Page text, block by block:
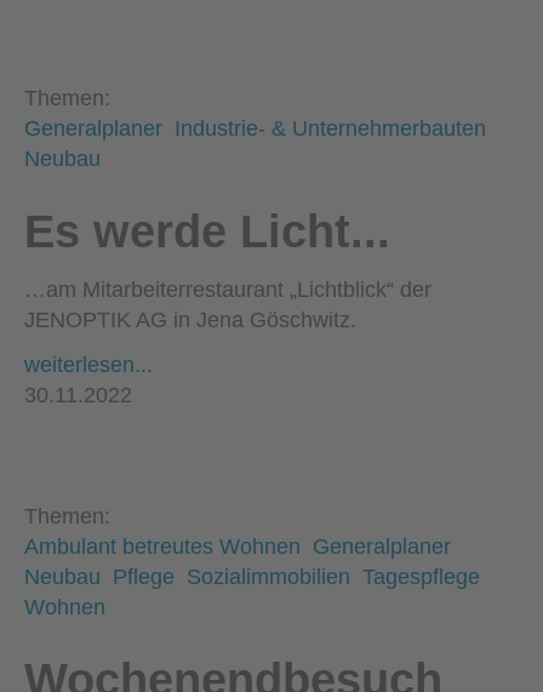
Themen:
Generalplaner Industrie- & Unternehmerbauten
Neubau
Es werde Licht...
…am Mitarbeiterrestaurant „Lichtblick“ der
JENOPTIK AG in Jena Göschwitz.
weiterlesen...
30.11.2022
Themen:
Ambulant betreutes Wohnen Generalplaner
Neubau Pflege Sozialimmobilien Tagespflege
Wohnen
Wochenendbesuch